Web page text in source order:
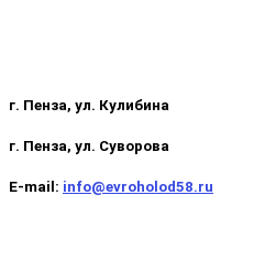
г. Пенза, ул. Кулибина
г. Пенза, ул. Суворова
E-mail: info@evroholod58.ru